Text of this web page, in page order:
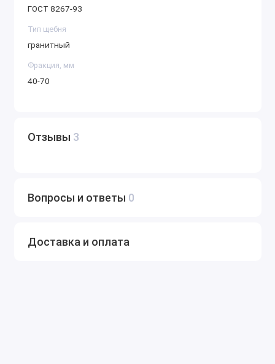
ГОСТ 8267-93
Тип щебня
гранитный
Фракция, мм
40-70
Отзывы 3
Вопросы и ответы 0
Доставка и оплата